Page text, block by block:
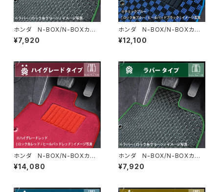
ホンダ N-BOX/N-BOXカス
タム H29/9〜R5/10 JF3/4
フロアマット一式 カーマッ
¥7,920
ホンダ N-BOX/N-BOXカス
タム H29/9〜R5/10 JF3/4
フロアマット一式 カーマッ
¥12,100
ホンダ N-BOX/N-BOXカス
タム H29/9〜R5/10 JF3/4
フロアマット一式 カーマッ
¥14,080
ホンダ N-BOX/N-BOXカス
タム H23/12〜H29/9 JF1/
2 フロアマット一式 カーマッ
¥7,920